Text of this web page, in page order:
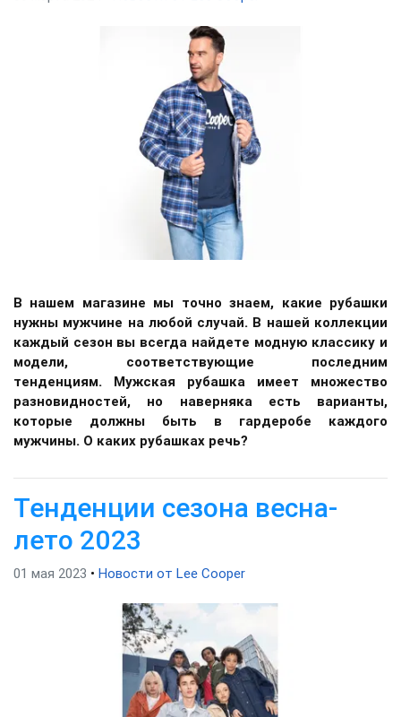
В нашем магазине мы точно знаем, какие рубашки
нужны мужчине на любой случай. В нашей коллекции
каждый сезон вы всегда найдете модную классику и
модели, соответствующие последним
тенденциям. Мужская рубашка имеет множество
разновидностей, но наверняка есть варианты,
которые должны быть в гардеробе каждого
мужчины. О каких рубашках речь?
Тенденции сезона весна-
лето 2023
01 мая 2023 • Новости от Lee Cooper